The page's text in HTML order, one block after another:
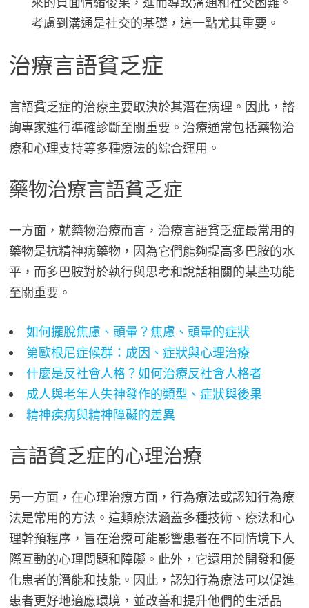
考慮到溝通是社交的基礎，這一點尤其重要。
治療言語貧乏症
言語貧乏症的治療主要取決於其潛在病理。因此，諮
詢專家進行準確診斷至關重要。治療通常包括藥物治
療和心理支持等多種療法的綜合運用。
藥物治療言語貧乏症
一方面，就藥物治療而言，治療言語貧乏症最常用的
藥物是抗精神病藥物，因為它們能夠提高多巴胺的水
平，而多巴胺對於執行與思考和說話相關的某些功能
至關重要。
如何擺脫焦慮、頭暈？焦慮、頭暈的症狀
第歐根尼症候群：成因、症狀與心理治療
什麼是反社會人格？如何治療反社會人格者
成人與老年人失神發作的類型、症狀與後果
精神疾病與精神障礙的差異
言語貧乏症的心理治療
另一方面，在心理治療方面，行為療法或認知行為療
法是常用的方法。這類療法涵蓋多種技術、療法和心
理幹預程序，旨在治療可能影響患者在不同情境下人
際互動的心理問題和障礙。此外，它還用於開發和優
化患者的潛能和技能。因此，認知行為療法可以促進
患者更好地適應環境，並改善和提升他們的生活品